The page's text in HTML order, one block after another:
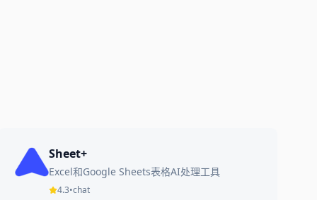
Sheet+
Excel和Google Sheets表格AI处理工具
4.3•chat